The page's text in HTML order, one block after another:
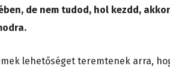
de nem tudod, hol kezdd,
lehetőséget teremtenek arra,